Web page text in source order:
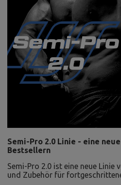
Semi-Pro 2.0 Linie - eine
Bestsellern
Semi-Pro 2.0 ist eine neue Linie
und Zubehör für